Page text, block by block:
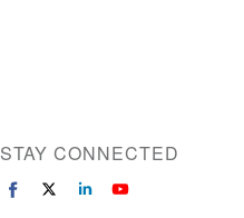
STAY CONNECTED